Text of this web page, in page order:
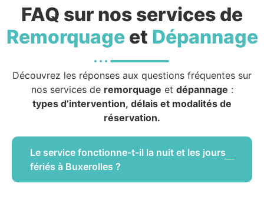
FAQ sur nos services de
Remorquageet Dépannage
Découvrez les réponses aux questions fréquentes sur
nos services de remorquage et dépannage :
types d’intervention, délais et modalités de
réservation.
Le service fonctionne-t-il la nuit et les jours
fériés à Buxerolles ?